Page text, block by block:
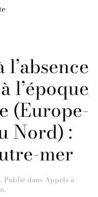
l’absence
l’époque
(Europe-
Nord) :
mer
. Publié dans Appels à
.